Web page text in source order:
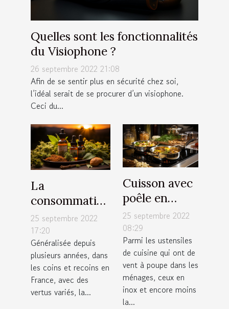
Quelles sont les fonctionnalités
du Visiophone ?
26 septembre 2022 21:08
Afin de se sentir plus en sécurité chez soi,
l’idéal serait de se procurer d’un visiophone.
Ceci du...
La
consommation
régulière du
CBD est -elle
bonne pour la
santé ?
25 septembre 2022
17:20
Généralisée depuis
plusieurs années, dans
les coins et recoins en
France, avec des
vertus variés, la...
Cuisson avec
poêle en
inox : Quelle
est la
température
maximale qui
convient ?
25 septembre 2022
08:29
Parmi les ustensiles
de cuisine qui ont de
vent à poupe dans les
ménages, ceux en
inox et encore moins
la...